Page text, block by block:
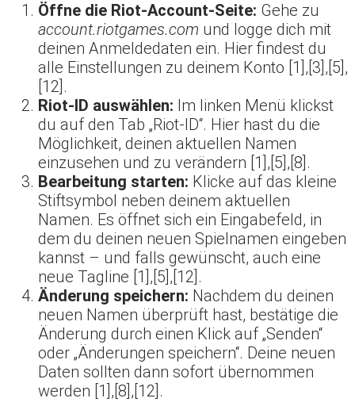
Öffne die Riot-Account-Seite: Gehe zu
account.riotgames.com und logge dich mit
deinen Anmeldedaten ein. Hier findest du
alle Einstellungen zu deinem Konto [1],[3],[5],
[12].
Riot-ID auswählen: Im linken Menü klickst
du auf den Tab „Riot-ID“. Hier hast du die
Möglichkeit, deinen aktuellen Namen
einzusehen und zu verändern [1],[5],[8].
Bearbeitung starten: Klicke auf das kleine
Stiftsymbol neben deinem aktuellen
Namen. Es öffnet sich ein Eingabefeld, in
dem du deinen neuen Spielnamen eingeben
kannst – und falls gewünscht, auch eine
neue Tagline [1],[5],[12].
Änderung speichern: Nachdem du deinen
neuen Namen überprüft hast, bestätige die
Änderung durch einen Klick auf „Senden“
oder „Änderungen speichern“. Deine neuen
Daten sollten dann sofort übernommen
werden [1],[8],[12].